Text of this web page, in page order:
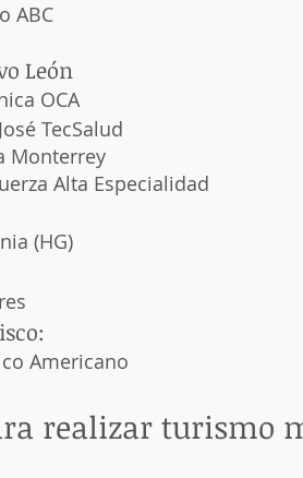
ABC
León
OCA
TecSalud
Monterrey
Alta Especialidad
(HG)
Americano
realizar turismo